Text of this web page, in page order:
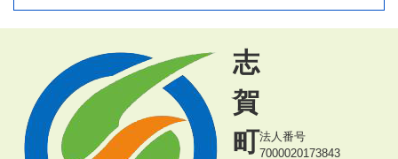
志
賀
町法人番号
7000020173843